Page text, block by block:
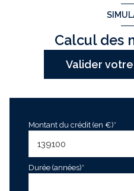
Calcul des
Valider
Montant du crédit (en €)*
Durée (années)*